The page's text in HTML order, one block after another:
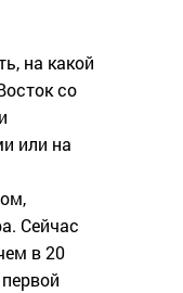
на какой
со
или на
Сейчас
в 20